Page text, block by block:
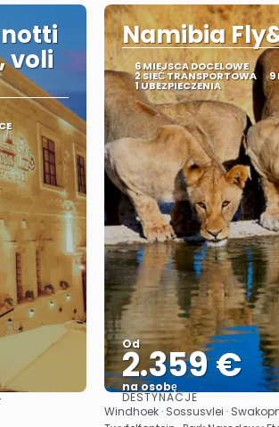
voli
Namibia
6 MIEJSCA DOCELOWE
2 SIEĆ TRANSPORTOWA 9
1 UBEZPIECZENIA
Od
2.359 €
na osobę
Zobacz
DESTYNACJE
Windhoek · Sossusvlei ·